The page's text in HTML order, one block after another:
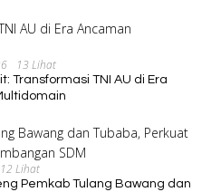
13 Lihat
Transformasi TNI AU di Era
12 Lihat
Pemkab Tulang Bawang dan